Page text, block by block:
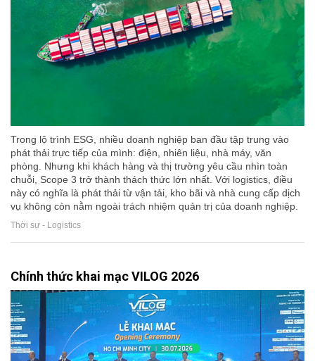
Trong lộ trình ESG, nhiều doanh nghiệp ban đầu tập trung vào
phát thải trực tiếp của mình: điện, nhiên liệu, nhà máy, văn
phòng. Nhưng khi khách hàng và thị trường yêu cầu nhìn toàn
chuỗi, Scope 3 trở thành thách thức lớn nhất. Với logistics, điều
này có nghĩa là phát thải từ vận tải, kho bãi và nhà cung cấp dịch
vụ không còn nằm ngoài trách nhiệm quản trị của doanh nghiệp.
Thời sự - Logistics
Chính thức khai mạc VILOG 2026